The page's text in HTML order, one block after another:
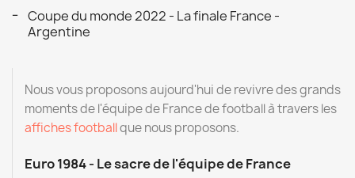
Coupe du monde 2022 - La finale France -
Argentine
Nous vous proposons aujourd'hui de revivre des grands
moments de l'équipe de France de football à travers les
affiches footballque nous proposons.
Euro 1984 - Le sacre de l'équipe de France